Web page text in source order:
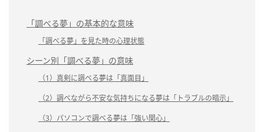
「調べる夢」の基本的な意味
「調べる夢」を見た時の心理状態
シーン別「調べる夢」の意味
（1）真剣に調べる夢は「真面目」
（2）調べながら不安な気持ちになる夢は「トラブルの暗示」
（3）パソコンで調べる夢は「強い関心」